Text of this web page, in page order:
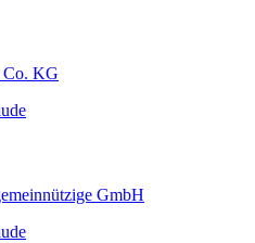
Co. KG
GmbH